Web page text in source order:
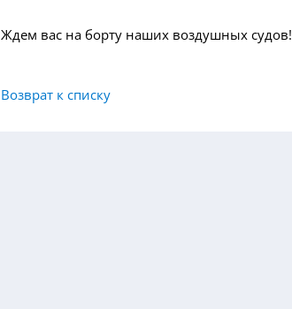
Ждем вас на борту наших воздушных судов!
Возврат к списку